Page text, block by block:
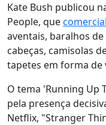
Kate Bush publicou
People, que
aventais, baralhos
cabeças, camisolas
tapetes em forma de
O tema 'Running Up
pela presença
Netflix, "Stranger